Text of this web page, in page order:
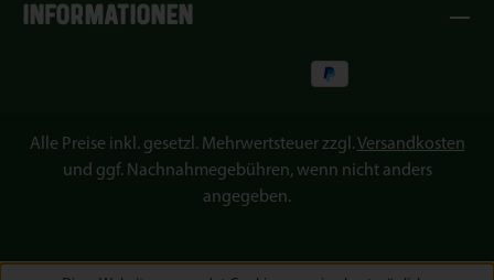
INFORMATIONEN
Alle Preise inkl. gesetzl. Mehrwertsteuer zzgl. Versandkosten
und ggf. Nachnahmegebühren, wenn nicht anders
angegeben.